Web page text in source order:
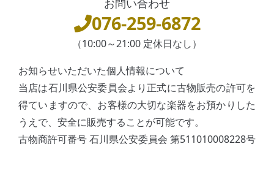
お問い合わせ
076-259-6872
（10:00～21:00 定休日なし）
お知らせいただいた個人情報について
当店は石川県公安委員会より正式に古物販売の許可を
得ていますので、お客様の大切な楽器をお預かりした
うえで、安全に販売することが可能です。
古物商許可番号 石川県公安委員会 第511010008228号